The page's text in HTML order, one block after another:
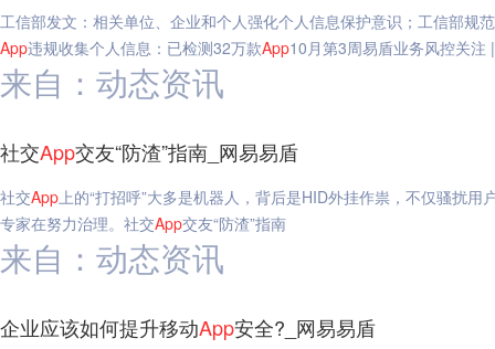
工信部发文：相关单位、企业和个人强化个人信息保护意识；工信部规
App违规收集个人信息：已检测32万款App10月第3周易盾业务风控关注
来自：动态资讯
社交App交友“防渣”指南_网易易盾
社交App上的“打招呼”大多是机器人，背后是HID外挂作祟，不仅骚扰
专家在努力治理。社交App交友“防渣”指南
来自：动态资讯
企业应该如何提升移动App安全?_网易易盾